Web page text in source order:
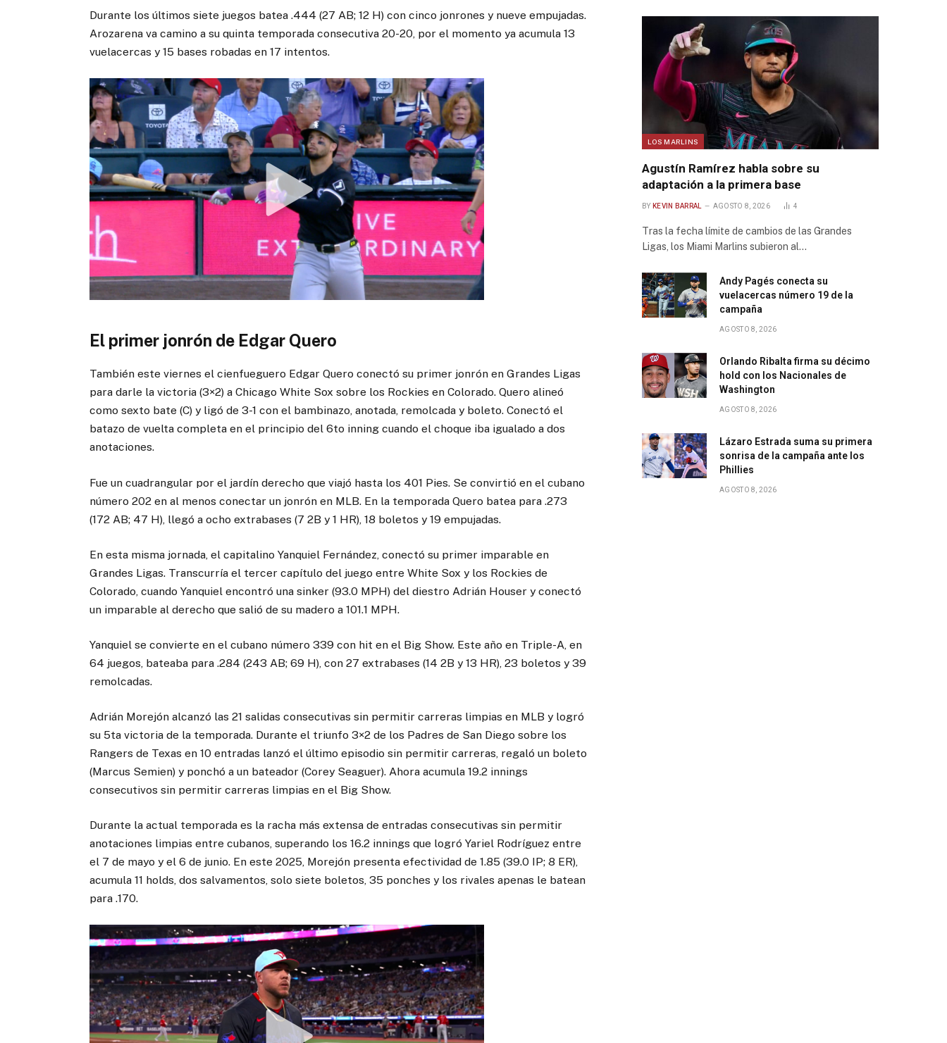
Durante los últimos siete juegos batea .444 (27 AB; 12 H) con cinco jonrones y nueve empujadas.
Arozarena va camino a su quinta temporada consecutiva 20-20, por el momento ya acumula 13
vuelacercas y 15 bases robadas en 17 intentos.
El primer jonrón de Edgar Quero
También este viernes el cienfueguero Edgar Quero conectó su primer jonrón en Grandes Ligas
para darle la victoria (3×2) a Chicago White Sox sobre los Rockies en Colorado. Quero alineó
como sexto bate (C) y ligó de 3-1 con el bambinazo, anotada, remolcada y boleto. Conectó el
batazo de vuelta completa en el principio del 6to inning cuando el choque iba igualado a dos
anotaciones.
Fue un cuadrangular por el jardín derecho que viajó hasta los 401 Pies. Se convirtió en el cubano
número 202 en al menos conectar un jonrón en MLB. En la temporada Quero batea para .273
(172 AB; 47 H), llegó a ocho extrabases (7 2B y 1 HR), 18 boletos y 19 empujadas.
En esta misma jornada, el capitalino Yanquiel Fernández, conectó su primer imparable en
Grandes Ligas. Transcurría el tercer capítulo del juego entre White Sox y los Rockies de
Colorado, cuando Yanquiel encontró una sinker (93.0 MPH) del diestro Adrián Houser y conectó
un imparable al derecho que salió de su madero a 101.1 MPH.
Yanquiel se convierte en el cubano número 339 con hit en el Big Show. Este año en Triple-A, en
64 juegos, bateaba para .284 (243 AB; 69 H), con 27 extrabases (14 2B y 13 HR), 23 boletos y 39
remolcadas.
Adrián Morejón alcanzó las 21 salidas consecutivas sin permitir carreras limpias en MLB y logró
su 5ta victoria de la temporada. Durante el triunfo 3×2 de los Padres de San Diego sobre los
Rangers de Texas en 10 entradas lanzó el último episodio sin permitir carreras, regaló un boleto
(Marcus Semien) y ponchó a un bateador (Corey Seaguer). Ahora acumula 19.2 innings
consecutivos sin permitir carreras limpias en el Big Show.
Durante la actual temporada es la racha más extensa de entradas consecutivas sin permitir
anotaciones limpias entre cubanos, superando los 16.2 innings que logró Yariel Rodríguez entre
el 7 de mayo y el 6 de junio. En este 2025, Morejón presenta efectividad de 1.85 (39.0 IP; 8 ER),
acumula 11 holds, dos salvamentos, solo siete boletos, 35 ponches y los rivales apenas le batean
para .170.
LOS MARLINS
Agustín Ramírez habla sobre su
adaptación a la primera base
BY KEVIN BARRAL AGOSTO 8, 2026 4
Tras la fecha límite de cambios de las Grandes
Ligas, los Miami Marlins subieron al…
Andy Pagés conecta su
vuelacercas número 19 de la
campaña
AGOSTO 8, 2026
Orlando Ribalta firma su décimo
hold con los Nacionales de
Washington
AGOSTO 8, 2026
Lázaro Estrada suma su primera
sonrisa de la campaña ante los
Phillies
AGOSTO 8, 2026